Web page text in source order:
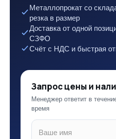
Металлопрокат со
резка в размер
Доставка от одной
СЗФО
Счёт с НДС и быстрая
Запрос цены и
Менеджер ответит в
время